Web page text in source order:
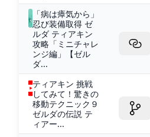
「病は瘴気から」
忍び装備取得 ゼ
ルダ ティアキン
攻略「ミニチャレ
ンジ編」【ゼル
ダ...
ティアキン 挑戦
してみて！驚きの
移動テクニック９
ゼルダの伝説 テ
ィアー...